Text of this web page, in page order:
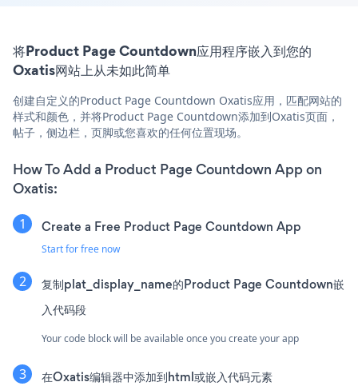
将Product Page Countdown应用程序嵌入到您的
Oxatis网站上从未如此简单
创建自定义的Product Page Countdown Oxatis应用，匹配网站的
样式和颜色，并将Product Page Countdown添加到Oxatis页面，
帖子，侧边栏，页脚或您喜欢的任何位置现场。
How To Add a Product Page Countdown App on
Oxatis:
Create a Free Product Page Countdown App
Start for free now
复制plat_display_name的Product Page Countdown嵌
入代码段
Your code block will be available once you create your app
在Oxatis编辑器中添加到html或嵌入代码元素